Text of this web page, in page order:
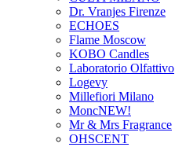
Dr. Vranjes Firenze
ECHOES
Flame Moscow
KOBO Candles
Laboratorio Olfattivo
Logevy
Millefiori Milano
MoncNEW!
Mr & Mrs Fragrance
OHSCENT